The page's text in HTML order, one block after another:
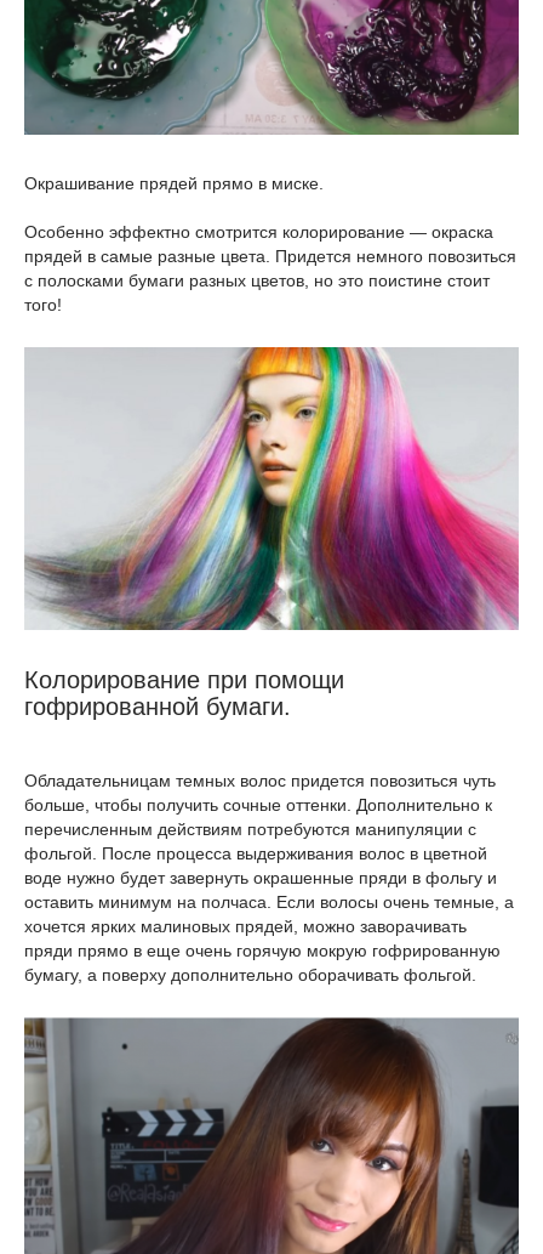
Окрашивание прядей прямо в миске.
Особенно эффектно смотрится колорирование — окраска
прядей в самые разные цвета. Придется немного повозиться
с полосками бумаги разных цветов, но это поистине стоит
того!
Колорирование при помощи
гофрированной бумаги.
Обладательницам темных волос придется повозиться чуть
больше, чтобы получить сочные оттенки. Дополнительно к
перечисленным действиям потребуются манипуляции с
фольгой. После процесса выдерживания волос в цветной
воде нужно будет завернуть окрашенные пряди в фольгу и
оставить минимум на полчаса. Если волосы очень темные, а
хочется ярких малиновых прядей, можно заворачивать
пряди прямо в еще очень горячую мокрую гофрированную
бумагу, а поверху дополнительно оборачивать фольгой.